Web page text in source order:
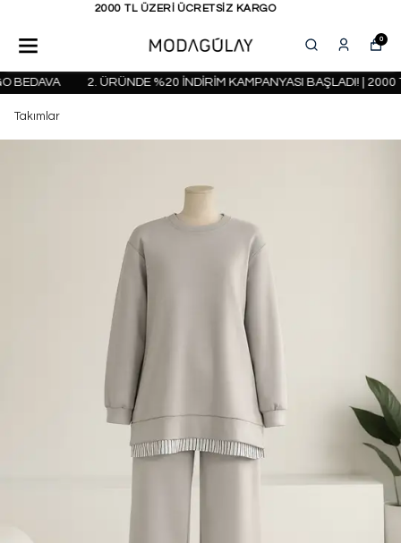
KAPIDA ÖDEME SEÇENEĞİ
0
2. ÜRÜNDE %20 İNDİRİM KAMPANYASI BAŞLADI! | 2000
Takımlar